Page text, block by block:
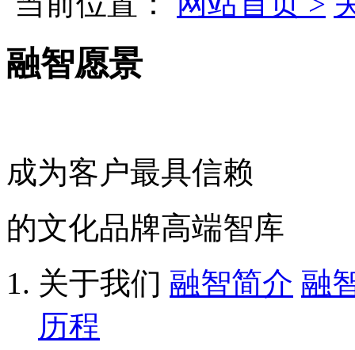
融智愿景
成为客户最具信赖
的文化品牌高端智库
关于我们 融智简介 融
历程